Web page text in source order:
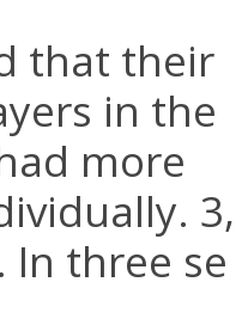
that their
in the
more
3,
In three se